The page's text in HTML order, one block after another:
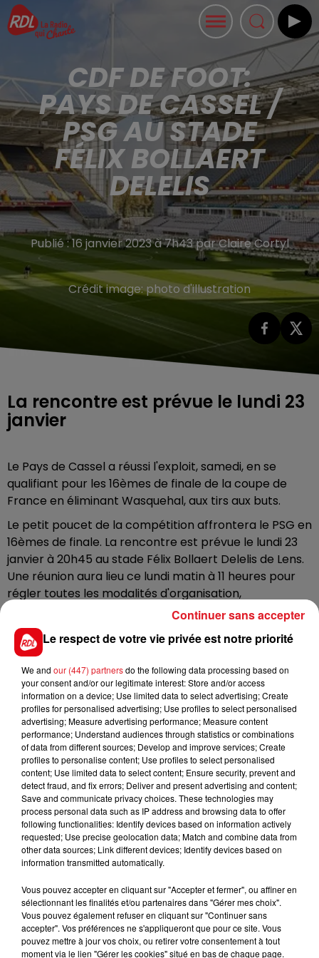
CDF DE FOOT:
PAYS DE CASSEL /
PSG AU STADE
FÉLIX BOLLAERT
DELELIS
Publié : 16 janvier 2023 à 7h43 par Claire Cortyl
Crédit image:photo d'illustration
La rencontre est prévue le lundi 23
janvier
Le Pays de Cassel a réussi l'exploit, samedi, en se
qualifiant pour les 16èmes de finale de la coupe de
France en éliminant Wasquehal, aux tirs aux buts.
Le petit poucet de la compétition affrontera le PSG en
16èmes de finale. La rencontre est prévue le lundi 23
janvier à 20h45 au stade Félix Bollaert Delelis de Lens.
Une réunion aura lieu ce lundi matin à 11 heures pour
régler toutes les modalités d'organisation,
notamment pour ce qui concerne la billetterie, et la
sécurité.
FIL D'ACTUS
15 juillet 2026
BÉTHUNE: ENQUÊTE POUR HOMICIDE
VOLONTAIRE EN COURS, APRÈS LA...
Selon les premiers éléments, le logement servait
à des prostituées
Le respect de votre vie privée est notre priorité
We and our (447) partnersdo the following data processing based on
your consent and/or our legitimate interest: Store and/or access
information on a device; Use limited data to select advertising; Create
profiles for personalised advertising; Use profiles to select personalised
advertising; Measure advertising performance; Measure content
performance; Understand audiences through statistics or combinations
of data from different sources; Develop and improve services; Create
profiles to personalise content; Use profiles to select personalised
content; Use limited data to select content; Ensure security, prevent and
detect fraud, and fix errors; Deliver and present advertising and content;
Save and communicate privacy choices. These technologies may
process personal data such as IP address and browsing data to offer
following functionalities: Identify devices based on information actively
requested; Use precise geolocation data; Match and combine data from
other data sources; Link different devices; Identify devices based on
information transmitted automatically.
Vous pouvez accepter en cliquant sur "Accepter et fermer", ou affiner en
sélectionnant les finalités et/ou partenaires dans "Gérer mes choix".
Vous pouvez également refuser en cliquant sur "Continuer sans
accepter". Vos préférences ne s'appliqueront que pour ce site. Vous
pouvez mettre à jour vos choix, ou retirer votre consentement à tout
moment via le lien "Gérer les cookies" situé en bas de chaque page.
Continuer sans accepter